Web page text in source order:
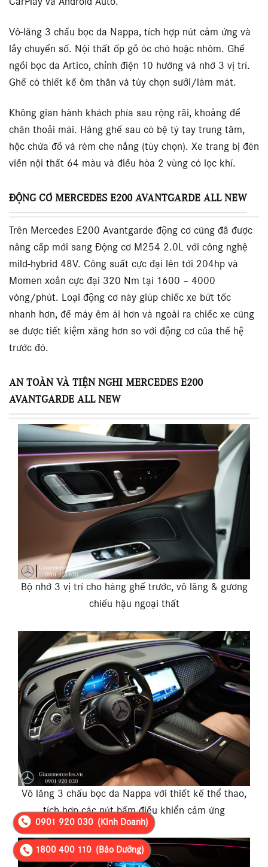
CarPlay và Android Auto.
Vô-lăng 3 chấu bọc da Nappa, tích hợp nút cảm ứng và
lẫy chuyển số. Nội thất ốp gỗ óc chó hoặc nhôm. Ghế
ngồi bọc da Artico, chỉnh điện 10 hướng và nhớ 3 vị trí.
Ghế có thiết kế ôm thân và tùy chọn sưởi/làm mát.
Không gian hành khách phía sau rộng rãi, khoảng để
chân thoải mái. Hàng ghế sau có bệ tỳ tay trung tâm,
hộc chứa đồ và rèm che nắng (tùy chọn). Xe trang bị đèn
viền nội thất 64 màu và điều hòa 2 vùng có lọc khí.
ĐỘNG CƠ MERCEDES E200 AVANTGARDE ALL NEW
Trên Mercedes E200 Avantgarde động cơ cũng đã được
nâng cấp mới sang Động cơ M254 2.0L với công nghệ
mild-hybrid 48V. Công suất cực đại lên tới 204hp và
Momen xoắn cực đại 320 Nm tại 1600 – 4000
vòng/phút. Loại động cơ này giúp chiếc xe bứt tốc
nhanh hơn, đề máy êm ái hơn và ngoài ra chiếc xe cũng
sẽ được tiết kiệm xăng hơn so với động cơ của thế hệ
trước đó.
AN TOÀN VÀ TIỆN NGHI MERCEDES E200
AVANTGARDE ALL NEW
Bộ nhớ 3 vị trí cho hàng ghế trước, vô lăng & gương
chiếu hậu ngoại thất
Vô lăng 3 chấu bọc da Nappa với thiết kế thể thao,
tích hợp các nút bấm điều khiển cảm ứng
1800 400 110 (Bảo Dưỡng)
0901 920 030 (Kinh Doanh)